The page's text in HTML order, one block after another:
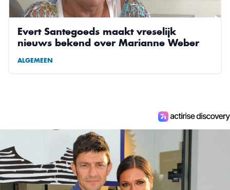
Evert Santegoeds maakt vreselijk
nieuws bekend over Marianne Weber
ALGEMEEN